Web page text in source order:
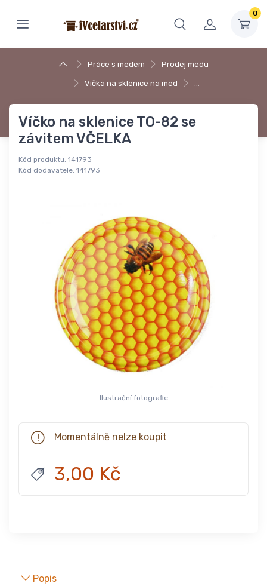
0
Práce s medem Prodej medu
Víčka na sklenice na med …
Víčko na sklenice TO-82 se
závitem VČELKA
Kód produktu: 141793
Kód dodavatele: 141793
Ilustrační fotografie
Momentálně nelze koupit
3,00 Kč
Popis